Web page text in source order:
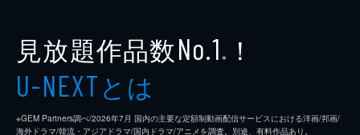
見放題作品数No.1 ※ ！
U-NEXTとは
※GEM Partners調べ/2026年7⽉ 国内の主要な定額制動画配信サービスにおける洋画/邦画/
海外ドラマ/韓流・アジアドラマ/国内ドラマ/アニメを調査。別途、有料作品あり。